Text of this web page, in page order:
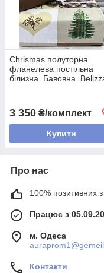
Chrismas полуторна
фланелева постільна
білизна. Бавовна.
3 350 ₴/комплект
Купити
Про нас
100% позитивних з
Працює з
м. Одеса
Контакти